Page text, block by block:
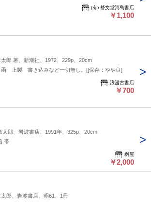
(有) 舒文堂河島書店
￥1,100
郎 著、新潮社、1972、229p、20cm
上製 書き込みなど一切無し。[[保存：やや良]
浪漫古書店
￥700
太郎、岩波書店、1991年、325p、20cm
帯
桝屋
￥2,000
郎、岩波書店、昭61、1冊